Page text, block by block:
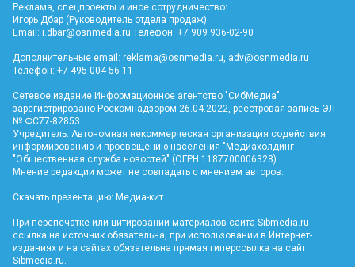
Реклама, спецпроекты и иное сотрудничество:
Игорь Дбар (Руководитель отдела продаж)
Email: i.dbar@osnmedia.ru Телефон: +7 909 936-02-90
Дополнительные email: reklama@osnmedia.ru adv@osnmedia.ru
Телефон: +7 495 004-56-11
Сетевое издание Информационное агентство "СибМедиа"
зарегистрировано Роскомнадзором 26.04.2022, реестровая запись ЭЛ
№ ФС77-82853.
Учредитель: Автономная некоммерческая организация содействия
информированию и просвещению населения "Медиахолдинг
"Общественная служба новостей" (ОГРН 1187700006328).
Мнение редакции может не совпадать с мнением авторов.
Скачать презентацию: Медиа-кит
При перепечатке или цитировании материалов сайта Sibmedia.ru
ссылка на источник обязательна, при использовании в Интернет-
изданиях и на сайтах обязательна прямая гиперссылка на сайт
Sibmedia.ru